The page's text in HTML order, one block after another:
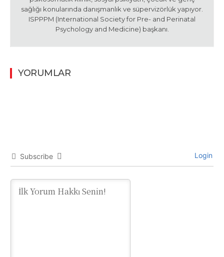
sağlığı konularında danışmanlık ve süpervizörlük yapıyor.
ISPPPM (International Society for Pre- and Perinatal
Psychology and Medicine) başkanı.
YORUMLAR
Subscribe Login